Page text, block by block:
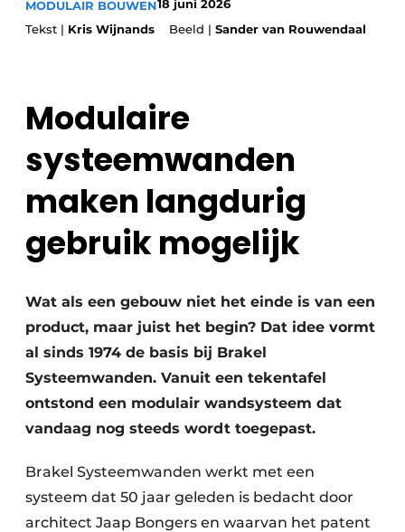
Podcasts
Vacature aanmelden
Video’s
MODULAIR BOUWEN18 juni 2026
Tekst | Kris Wijnands Beeld | Sander van Rouwendaal
Modulaire
systeemwanden
maken langdurig
gebruik mogelijk
Wat als een gebouw niet het einde is van een
product, maar juist het begin? Dat idee vormt
al sinds 1974 de basis bij Brakel
Systeemwanden. Vanuit een tekentafel
ontstond een modulair wandsysteem dat
vandaag nog steeds wordt toegepast.
Brakel Systeemwanden werkt met een
systeem dat 50 jaar geleden is bedacht door
architect Jaap Bongers en waarvan het patent